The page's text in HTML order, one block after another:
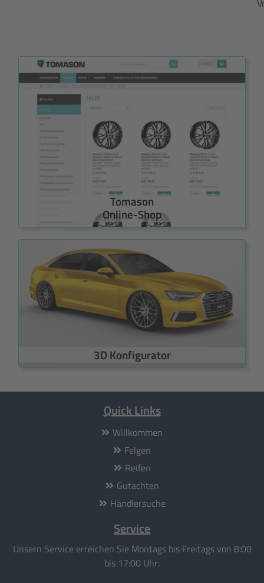
Tomason
Online-Shop
3D Konfigurator
Quick Links
Willkommen
Felgen
Reifen
Gutachten
Händlersuche
Service
Unsern Service erreichen Sie Montags bis Freitags von 8:00
bis 17:00 Uhr: